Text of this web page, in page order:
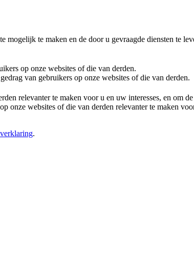
te maken en de door u gevraagde diensten te
op onze websites of die van derden.
van gebruikers op onze websites of die van derden.
relevanter te maken voor u en uw interesses, en om
onze websites of die van derden relevanter te maken
.